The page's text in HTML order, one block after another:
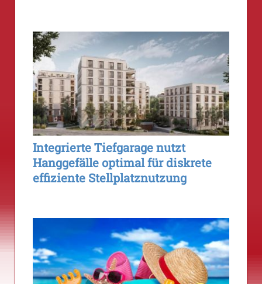
Integrierte Tiefgarage nutzt
Hanggefälle optimal für diskrete
effiziente Stellplatznutzung